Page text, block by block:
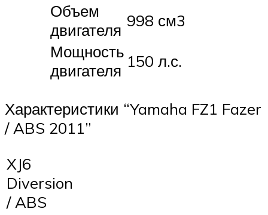
Объем
двигателя 998 см3
Мощность
двигателя 150 л.с.
Характеристики “Yamaha FZ1 Fazer
/ ABS 2011”
XJ6
Diversion
/ ABS